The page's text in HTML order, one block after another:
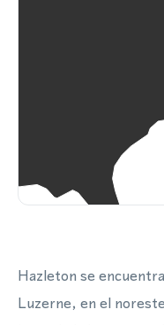
Hazleton se
Luzerne, en el